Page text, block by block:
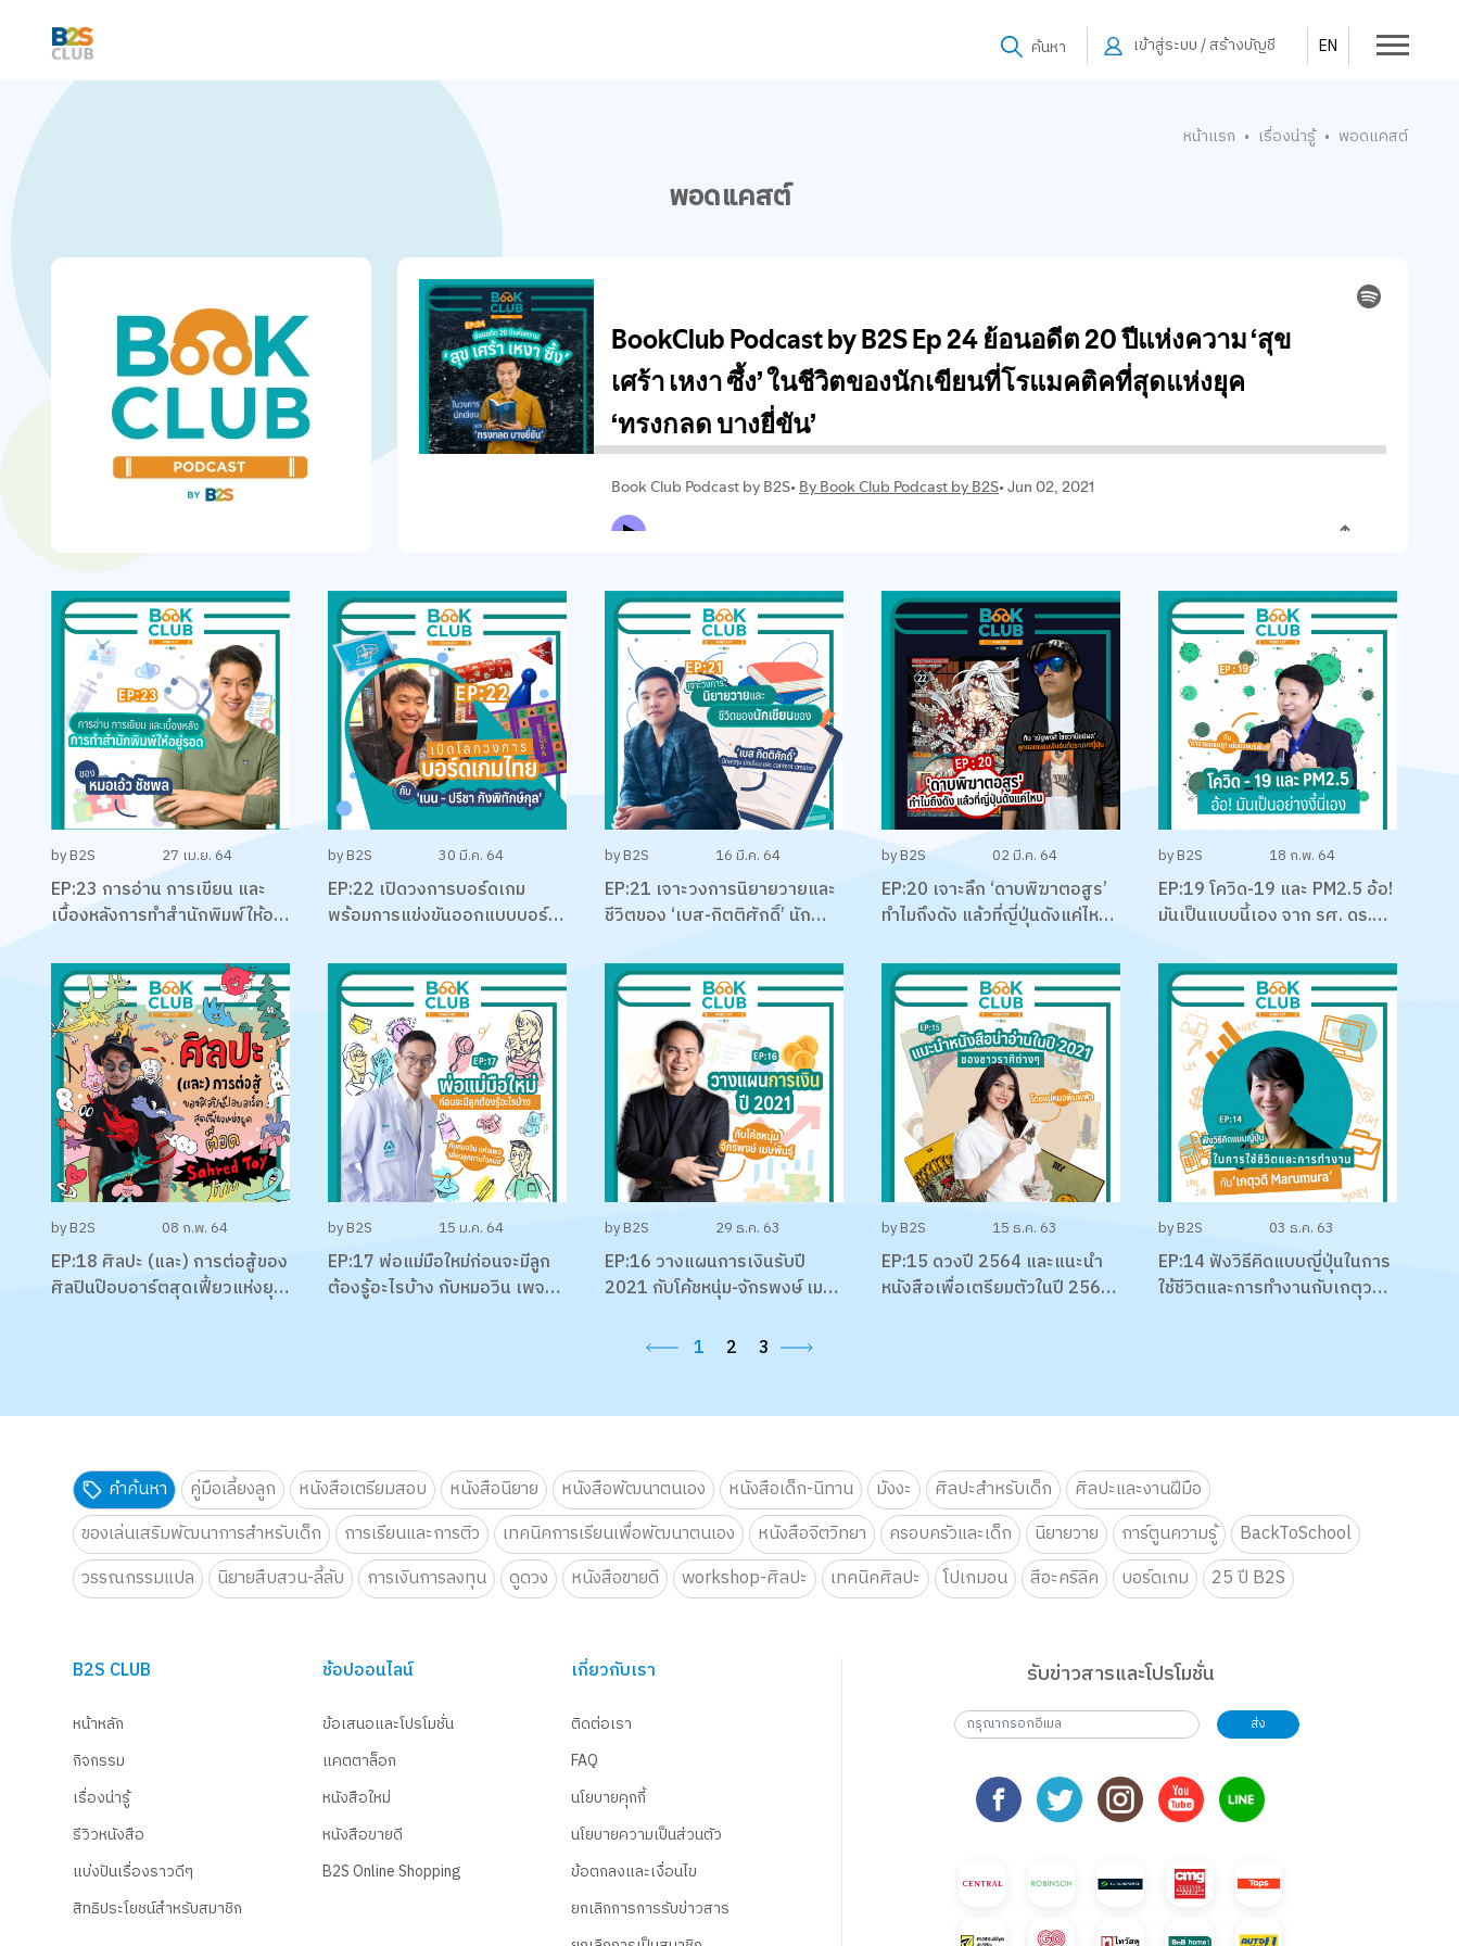
ค้นหา เข้าสู่ระบบ / สร้างบัญชี EN
หน้าแรก • เรื่องน่ารู้ • พอดแคสต์
พอดแคสต์
by B2S 27 เม.ย. 64
EP:23 การอ่าน การเขียน และ
เบื้องหลังการทำสำนักพิมพ์ให้อยู่
แนะนำ กับหมอเอ้ว ชัชพล
by B2S 30 มี.ค. 64
EP:22 เปิดวงการบอร์ดเกม
พร้อมการแข่งขันออกแบบบอร์ด
ประเทศไทยกับ เบน – ปรีชา กัง
พิทักษ์กุล
by B2S 16 มี.ค. 64
EP:21 เจาะวงการนิยายวายและ
ชีวิตของ ‘เบส-กิตติศักดิ์’ นัก
by B2S 02 มี.ค. 64
EP:20 เจาะลึก ‘ดาบพิฆาตอสูร’
ทำไมถึงดัง แล้วที่ญี่ปุ่นดังแค่ไหน
ณัฐพงศ์ ไชยวานิชย์ผล
by B2S 18 ก.พ. 64
EP:19 โควิด-19 และ PM2.5 อ้อ!
มันเป็นแบบนี้เอง จาก รศ. ดร.
by B2S 08 ก.พ. 64
EP:18 ศิลปะ (และ) การต่อสู้ของ
ศิลปินป๊อบอาร์ตสุดเฟี้ยวแห่งยุค
by B2S 15 ม.ค. 64
EP:17 พ่อแม่มือใหม่ก่อนจะมีลูก
ต้องรู้อะไรบ้าง กับหมอวิน เพจ
by B2S 29 ธ.ค. 63
EP:16 วางแผนการเงินรับปี
2021 กับโค้ชหนุ่ม-จักรพงษ์ เมม
by B2S 15 ธ.ค. 63
EP:15 ดวงปี 2564 และแนะนำ
หนังสือเพื่อเตรียมตัวในปี 2564
by B2S 03 ธ.ค. 63
EP:14 ฟังวิธีคิดแบบญี่ปุ่นในการ
ใช้ชีวิตและการทำงานกับเกตุวดี
1
2 3
คำค้นหา คู่มือเลี้ยงลูก หนังสือเตรียมสอบ หนังสือนิยาย หนังสือพัฒนาตนเอง หนังสือเด็ก-นิทาน มังงะ ศิลปะสำหรับเด็ก
ศิลปะและงานฝีมือ
ของเล่นเสริมพัฒนาการสำหรับเด็ก
การเรียนและการติว เทคนิคการเรียนเพื่อพัฒนาตนเอง หนังสือจิตวิทยา ครอบครัวและเด็ก นิยายวาย การ์ตูนความรู้
BackToSchool
วรรณกรรมแปล
นิยายสืบสวน-ลี้ลับ การเงินการลงทุน ดูดวง หนังสือขายดี workshop-ศิลปะ เทคนิคศิลปะ โปเกมอน สีอะคริลิค บอร์ดเกม 25 ปี B2S
B2S CLUB
หน้าหลัก
กิจกรรม
เรื่องน่ารู้
รีวิวหนังสือ
แบ่งปันเรื่องราวดีๆ
สิทธิประโยชน์สำหรับสมาชิก
ช้อปออนไลน์
ข้อเสนอและโปรโมชั่น
แคตตาล็อก
หนังสือใหม่
หนังสือขายดี
B2S Online Shopping
เกี่ยวกับเรา
ติดต่อเรา
FAQ
นโยบายคุกกี้
นโยบายความเป็นส่วนตัว
ข้อตกลงและเงื่อนไข
ยกเลิกการการรับข่าวสาร
รับข่าวสารและโปรโมชั่น
ส่ง